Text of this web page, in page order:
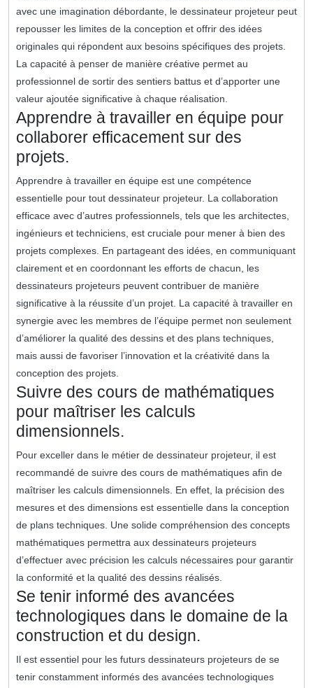
avec une imagination débordante, le dessinateur projeteur peut
repousser les limites de la conception et offrir des idées
originales qui répondent aux besoins spécifiques des projets.
La capacité à penser de manière créative permet au
professionnel de sortir des sentiers battus et d’apporter une
valeur ajoutée significative à chaque réalisation.
Apprendre à travailler en équipe pour
collaborer efficacement sur des
projets.
Apprendre à travailler en équipe est une compétence
essentielle pour tout dessinateur projeteur. La collaboration
efficace avec d’autres professionnels, tels que les architectes,
ingénieurs et techniciens, est cruciale pour mener à bien des
projets complexes. En partageant des idées, en communiquant
clairement et en coordonnant les efforts de chacun, les
dessinateurs projeteurs peuvent contribuer de manière
significative à la réussite d’un projet. La capacité à travailler en
synergie avec les membres de l’équipe permet non seulement
d’améliorer la qualité des dessins et des plans techniques,
mais aussi de favoriser l’innovation et la créativité dans la
conception des projets.
Suivre des cours de mathématiques
pour maîtriser les calculs
dimensionnels.
Pour exceller dans le métier de dessinateur projeteur, il est
recommandé de suivre des cours de mathématiques afin de
maîtriser les calculs dimensionnels. En effet, la précision des
mesures et des dimensions est essentielle dans la conception
de plans techniques. Une solide compréhension des concepts
mathématiques permettra aux dessinateurs projeteurs
d’effectuer avec précision les calculs nécessaires pour garantir
la conformité et la qualité des dessins réalisés.
Se tenir informé des avancées
technologiques dans le domaine de la
construction et du design.
Il est essentiel pour les futurs dessinateurs projeteurs de se
tenir constamment informés des avancées technologiques